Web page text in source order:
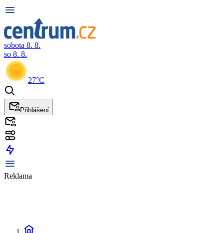
sobota 8. 8.
so 8. 8.
27°C
Přihlášení
Reklama